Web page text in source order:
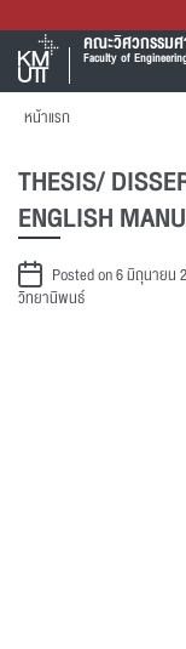
คณะวิศวกรรม
Faculty of
หน้าแรก
THESIS/
ENGLISH
Posted on 6 มิถุนายน
วิทยานิพนธ์